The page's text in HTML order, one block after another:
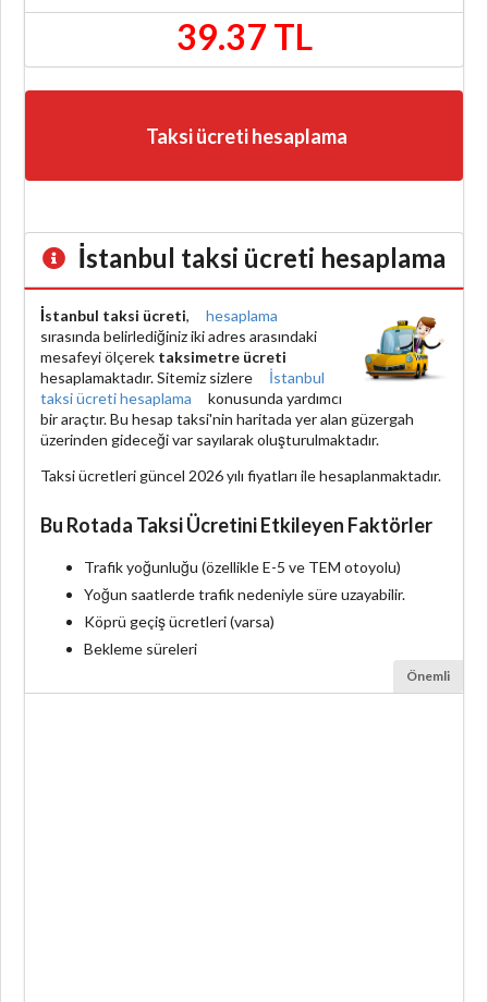
39.37 TL
Taksi ücreti hesaplama
İstanbul taksi ücreti hesaplama
İstanbul taksi ücreti,
hesaplama
sırasında belirlediğiniz iki adres arasındaki
mesafeyi ölçerek taksimetre ücreti
hesaplamaktadır. Sitemiz sizlere
İstanbul
taksi ücreti hesaplama
konusunda yardımcı
bir araçtır. Bu hesap taksi'nin haritada yer alan güzergah
üzerinden gideceği var sayılarak oluşturulmaktadır.
Taksi ücretleri güncel 2026 yılı fiyatları ile hesaplanmaktadır.
Bu Rotada Taksi Ücretini Etkileyen Faktörler
Trafik yoğunluğu (özellikle E-5 ve TEM otoyolu)
Yoğun saatlerde trafik nedeniyle süre uzayabilir.
Köprü geçiş ücretleri (varsa)
Bekleme süreleri
Önemli